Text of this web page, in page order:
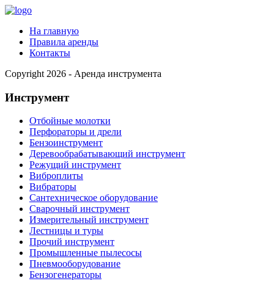
На главную
Правила аренды
Контакты
Copyright 2026 - Аренда инструмента
Инструмент
Отбойные молотки
Перфораторы и дрели
Бензоинструмент
Деревообрабатывающий инструмент
Режущий инструмент
Виброплиты
Вибраторы
Сантехническое оборудование
Сварочный инструмент
Измерительный инструмент
Лестницы и туры
Прочий инструмент
Промышленные пылесосы
Пневмооборудование
Бензогенераторы